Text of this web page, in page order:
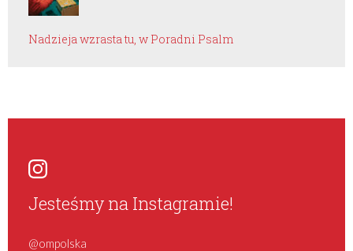
Nadzieja wzrasta tu, w Poradni Psalm
Jesteśmy na Instagramie!
@ompolska